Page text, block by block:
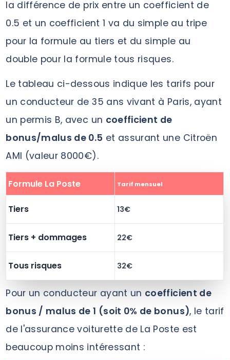
la différence de prix entre un coefficient de
0.5 et un coefficient 1 va du simple au tripe
pour la formule au tiers et du simple au
double pour la formule tous risques.
Le tableau ci-dessous indique les tarifs pour
un conducteur de 35 ans vivant à Paris, ayant
un permis B, avec un coefficient de
bonus/malus de 0.5 et assurant une Citroën
AMI (valeur 8000€).
Formule La Poste Tarif mensuel
Tiers 13€
Tiers + dommages 22€
Tous risques 32€
Pour un conducteur ayant un coefficient de
bonus / malus de 1 (soit 0% de bonus), le tarif
de l'assurance voiturette de La Poste est
beaucoup moins intéressant :